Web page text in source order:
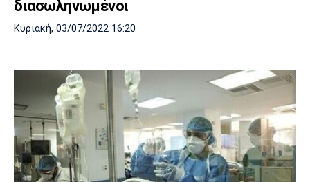
διασωληνωμένοι
Κυριακή, 03/07/2022 16:20